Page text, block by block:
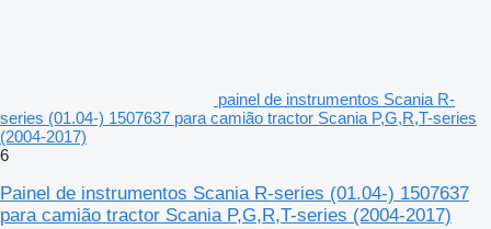
painel de instrumentos Scania R-
series (01.04-) 1507637 para camião tractor Scania P,G,R,T-series
(2004-2017)
6
Painel de instrumentos Scania R-series (01.04-) 1507637
para camião tractor Scania P,G,R,T-series (2004-2017)